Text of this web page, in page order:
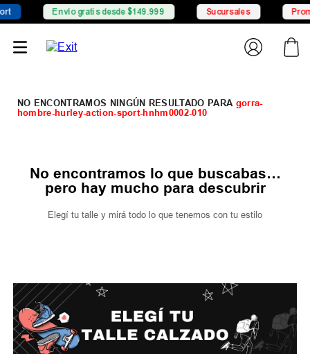
Envío gratis desde $149.999 Sucursales
gorra-
hombre-hurley-action-sport-hnhm0002-010
No encontramos lo que buscabas…
pero hay mucho para descubrir
Elegí tu talle y mirá todo lo que tenemos con tu estilo